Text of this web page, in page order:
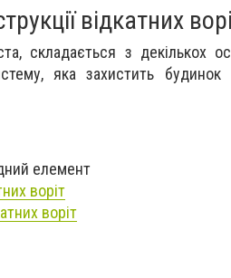
відкатних
складається з декількох
яка захистить
елемент
воріт
воріт